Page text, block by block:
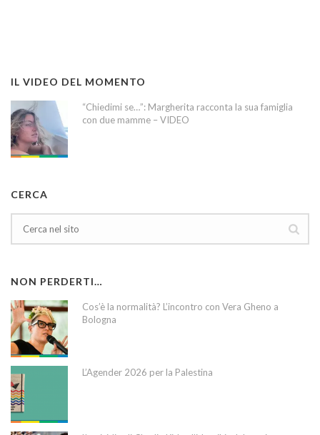
IL VIDEO DEL MOMENTO
“Chiedimi se…”: Margherita racconta la sua famiglia
con due mamme – VIDEO
CERCA
NON PERDERTI…
Cos’è la normalità? L’incontro con Vera Gheno a
Bologna
L’Agender 2026 per la Palestina